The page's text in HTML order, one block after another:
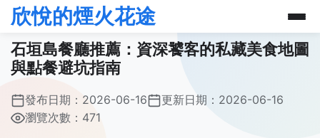
欣悅的煙火花途
石垣島餐廳推薦：資深饕客的私藏美食地圖
與點餐避坑指南
發布日期： 2026-06-16 更新日期： 2026-06-16
瀏覽次數：471